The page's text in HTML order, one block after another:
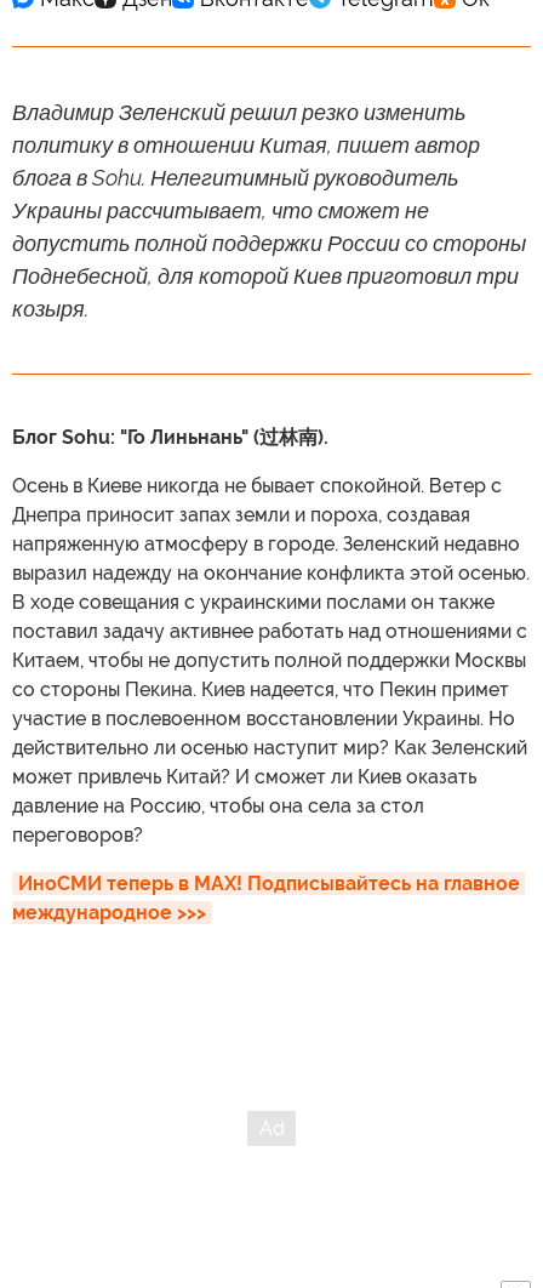
Владимир Зеленский решил резко изменить
политику в отношении Китая, пишет автор
блога в Sohu. Нелегитимный руководитель
Украины рассчитывает, что сможет не
допустить полной поддержки России со стороны
Поднебесной, для которой Киев приготовил три
козыря.
Блог Sohu: "Го Линьнань" (过林南).
Осень в Киеве никогда не бывает спокойной. Ветер с
Днепра приносит запах земли и пороха, создавая
напряженную атмосферу в городе. Зеленский недавно
выразил надежду на окончание конфликта этой осенью.
В ходе совещания с украинскими послами он также
поставил задачу активнее работать над отношениями с
Китаем, чтобы не допустить полной поддержки Москвы
со стороны Пекина. Киев надеется, что Пекин примет
участие в послевоенном восстановлении Украины. Но
действительно ли осенью наступит мир? Как Зеленский
может привлечь Китай? И сможет ли Киев оказать
давление на Россию, чтобы она села за стол
переговоров?
ИноСМИ теперь в MAX! Подписывайтесь на главное
международное >>>